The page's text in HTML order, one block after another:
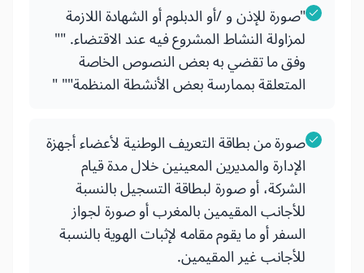
"صورة للإذن و /أو الدبلوم أو الشهادة اللازمة
لمزاولة النشاط المشروع فيه عند الاقتضاء. ""
وفق ما تقضي به بعض النصوص الخاصة
المتعلقة بممارسة بعض الأنشطة المنظمة"" "
صورة من بطاقة التعريف الوطنية لأعضاء أجهزة
الإدارة والمديرين المعينين خلال مدة قيام
الشركة، أو صورة لبطاقة التسجيل بالنسبة
للأجانب المقيمين بالمغرب أو صورة لجواز
السفر أو ما يقوم مقامه لإثبات الهوية بالنسبة
للأجانب غير المقيمين.